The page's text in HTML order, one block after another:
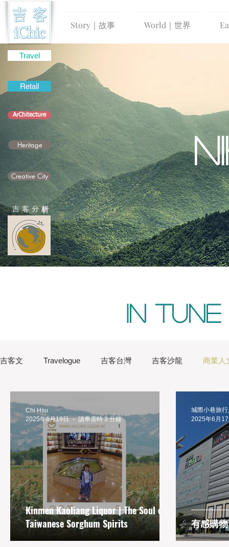
Story｜故事 World｜世界
吉 客 分析
In
吉客文 Travelogue 吉客台灣 吉客沙龍 商業人
Water Lin
London Natures New York iChic Saloon
Tainan Taipei Taitung Taiwan
Kinmen Kaoliang Liquor | The Soul of
Taiwanese Sorghum Spirits
Chi Hsu
2025年6月19日
讀畢需時 3 分鐘
有感購
城際小巷旅
2025年6月
Travel
ArChitecture
Retail
Heritage
Creative City